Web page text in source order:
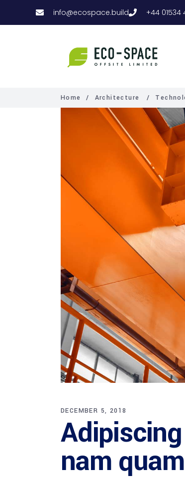
info@ecospace.build +44 01534
Home / Architecture /
DECEMBER 5, 2018
nam quam